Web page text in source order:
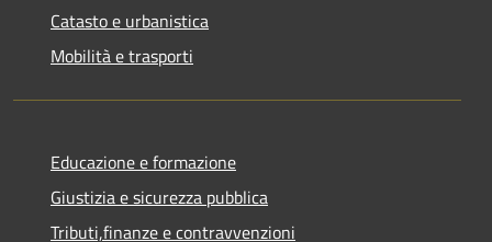
Catasto e urbanistica
Mobilità e trasporti
Educazione e formazione
Giustizia e sicurezza pubblica
Tributi,finanze e contravvenzioni